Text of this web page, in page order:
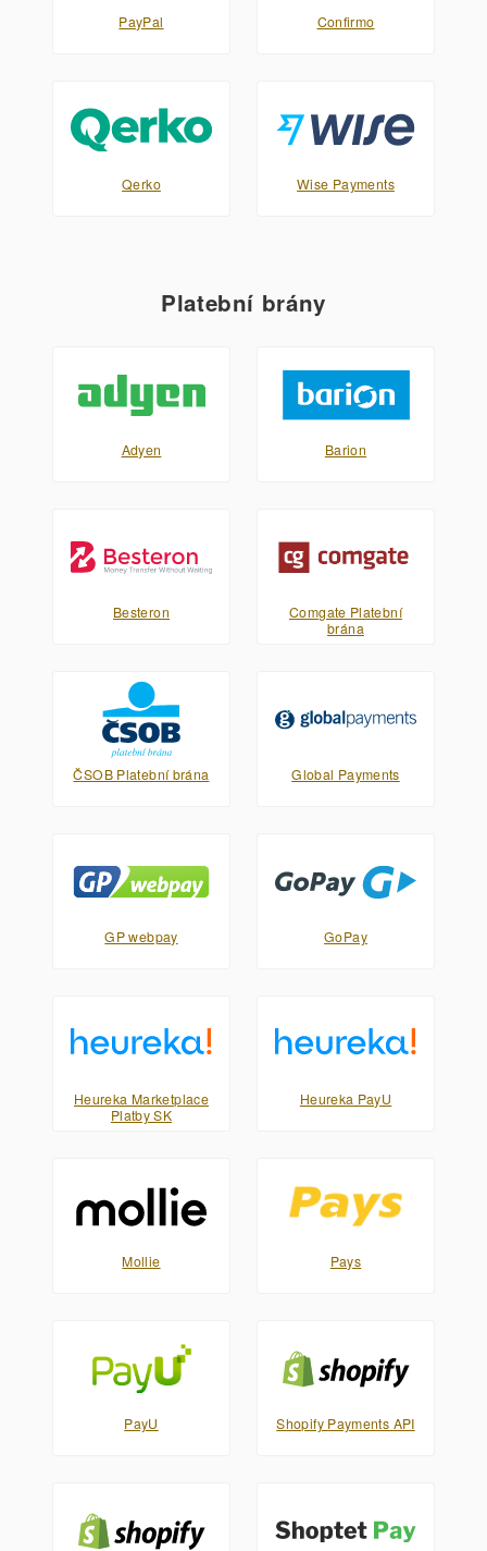
PayPal Confirmo
Qerko Wise Payments
Platební brány
Adyen Barion
Besteron
Comgate Platební
brána
ČSOB Platební brána Global Payments
GP webpay GoPay
Heureka Marketplace
Platby SK
Heureka PayU
Mollie Pays
PayU Shopify Payments API